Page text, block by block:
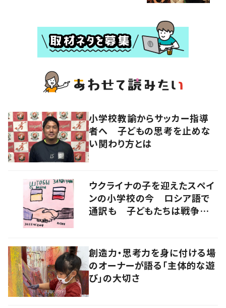
小学校教諭からサッカー指導
者へ 子どもの思考を止めな
い関わり方とは
ウクライナの子を迎えたスペイ
ンの小学校の今 ロシア語で
通訳も 子どもたちは戦争をど
創造力・思考力を身に付ける場
のオーナーが語る「主体的な遊
び」の大切さ